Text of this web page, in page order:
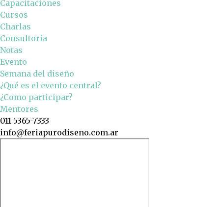
Capacitaciones
Cursos
Charlas
Consultoría
Notas
Evento
Semana del diseño
¿Qué es el evento central?
¿Como participar?
Mentores
011 5365-7333
info@feriapurodiseno.com.ar